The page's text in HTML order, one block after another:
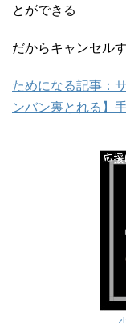
とができる
だからキャンセル
ためになる記事：
ンバン裏とれる】